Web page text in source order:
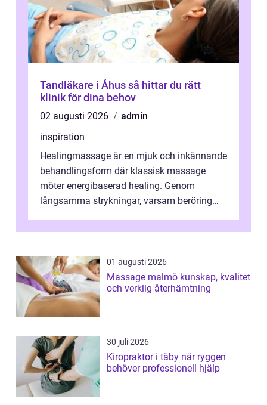
Tandläkare i Åhus så hittar du rätt
klinik för dina behov
02 augusti 2026
admin
inspiration
Healingmassage är en mjuk och inkännande
behandlingsform där klassisk massage
möter energibaserad healing. Genom
långsamma strykningar, varsam beröring
nervsys...
01 augusti 2026
Massage malmö kunskap, kvalitet
och verklig återhämtning
30 juli 2026
Kiropraktor i täby när ryggen
behöver professionell hjälp